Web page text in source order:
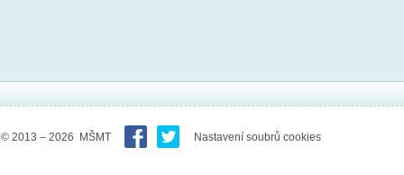
© 2013 – 2026 MŠMT Nastavení soubrů cookies